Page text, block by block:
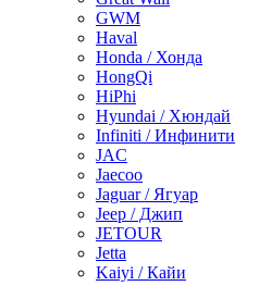
GWM
Haval
Honda / Хонда
HongQi
HiPhi
Hyundai / Хюндай
Infiniti / Инфинити
JAC
Jaecoo
Jaguar / Ягуар
Jeep / Джип
JETOUR
Jetta
Kaiyi / Кайи